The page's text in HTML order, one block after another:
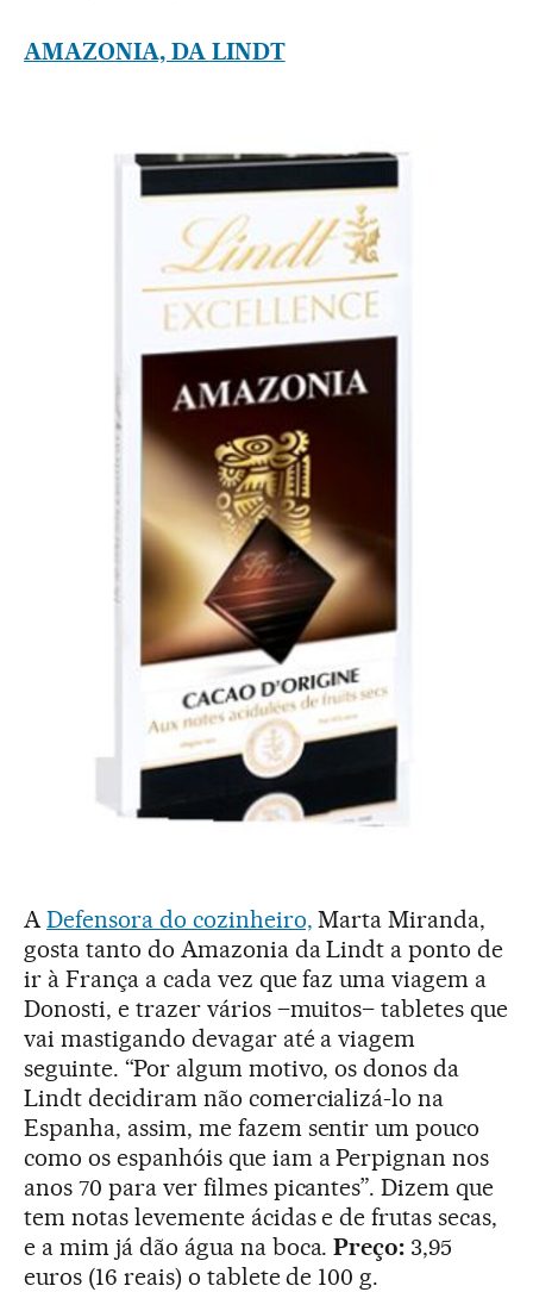
AMAZONIA, DA LINDT
ADefensora do cozinheiro, Marta Miranda,
gosta tanto do Amazonia da Lindt a ponto de
ir à França a cada vez que faz uma viagem a
Donosti, e trazer vários –muitos– tabletes que
vai mastigando devagar até a viagem
seguinte. “Por algum motivo, os donos da
Lindt decidiram não comercializá-lo na
Espanha, assim, me fazem sentir um pouco
como os espanhóis que iam a Perpignan nos
anos 70 para ver filmes picantes”. Dizem que
tem notas levemente ácidas e de frutas secas,
e a mim já dão água na boca.Preço: 3,95
euros (16 reais) o tablete de 100 g.